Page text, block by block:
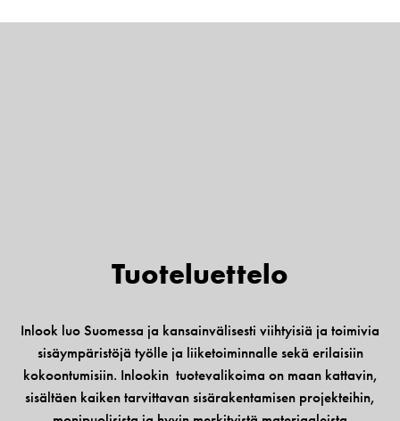
Tuote­luettelo
Inlook luo Suomessa ja kansainvälisesti viihtyisiä ja toimivia
sisäympäristöjä työlle ja liiketoiminnalle sekä erilaisiin
kokoontumisiin. Inlookin tuotevalikoima on maan kattavin,
sisältäen kaiken tarvittavan sisärakentamisen projekteihin,